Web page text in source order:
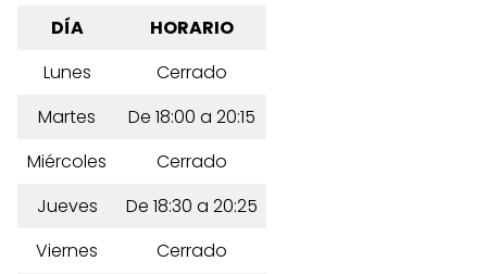
DÍA
HORARIO
Lunes
Cerrado
Martes
De 18:00 a 20:15
Miércoles
Cerrado
Jueves
De 18:30 a 20:25
Viernes
Cerrado